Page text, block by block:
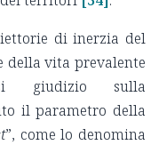
di inerzia del
della vita prevalente
giudizio sulla
il parametro della
”, come lo denomina